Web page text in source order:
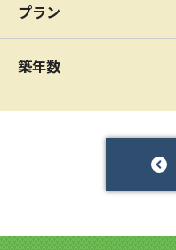
プラン
築年数